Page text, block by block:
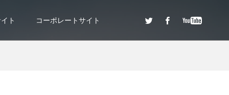
ト コーポレートサイト